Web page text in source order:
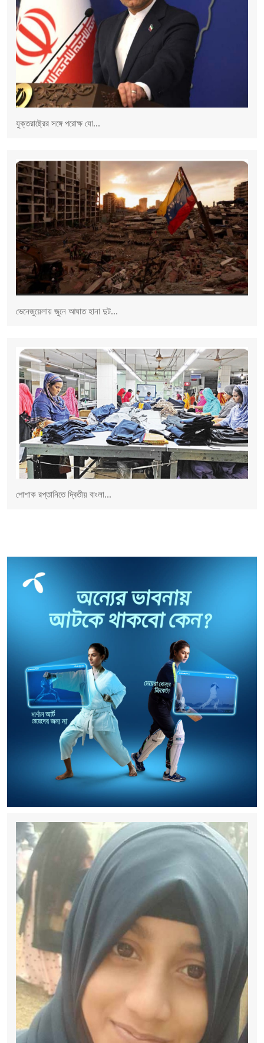
যুক্তরাষ্ট্রের সঙ্গে পরোক্ষ যো...
ভেনেজুয়েলায় জুনে আঘাত হানা দুট...
পোশাক রপ্তানিতে দ্বিতীয় বাংলা...